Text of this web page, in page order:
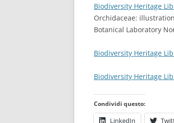
Biodiversity Heritage
Orchidaceae:
Botanical Laboratory
Biodiversity Heritage
Biodiversity Heritage
Condividi questo:
LinkedIn